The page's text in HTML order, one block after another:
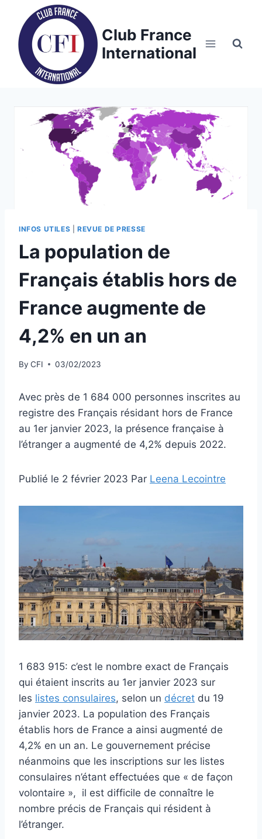
content
Club France
International
INFOS UTILES REVUE DE PRESSE
La population de
Français établis hors de
France augmente de
4,2% en un an
By CFI 03/02/2023
Avec près de 1 684 000 personnes inscrites au
registre des Français résidant hors de France
au 1er janvier 2023, la présence française à
l’étranger a augmenté de 4,2% depuis 2022.
Publié le 2 février 2023 Par Leena Lecointre
1 683 915: c’est le nombre exact de Français
qui étaient inscrits au 1er janvier 2023 sur
les listes consulaires, selon un décret du 19
janvier 2023. La population des Français
établis hors de France a ainsi augmenté de
4,2% en un an. Le gouvernement précise
néanmoins que les inscriptions sur les listes
consulaires n’étant effectuées que « de façon
volontaire », il est difficile de connaître le
nombre précis de Français qui résident à
l’étranger.